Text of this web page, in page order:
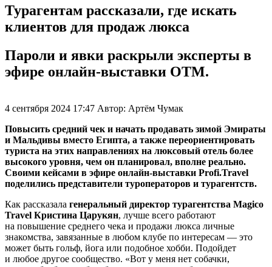
Турагентам рассказали, где искать
клиентов для продаж люкса
Пароли и явки раскрыли эксперты в
эфире онлайн-выставки ОТМ.
4 сентября 2024 17:47 Автор: Артём Чумак
Повысить средний чек и начать продавать зимой Эмираты
и Мальдивы вместо Египта, а также переориентировать
туриста на этих направлениях на люксовый отель более
высокого уровня, чем он планировал, вполне реально.
Своими кейсами в эфире онлайн-выставки Profi.Travel
поделились представители туроператоров и турагентств.
Как рассказала генеральный директор турагентства Magico
Travel Кристина Царукян, лучше всего работают
на повышение среднего чека и продажи люкса личные
знакомства, завязанные в любом клубе по интересам — это
может быть гольф, йога или подобное хобби. Подойдет
и любое другое сообщество. «Вот у меня нет собачки,